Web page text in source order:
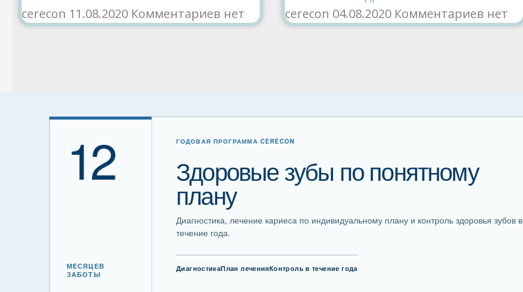
cerecon 11.08.2020 Комментариев нет
cerecon 04.08.2020 Комментариев нет
12
МЕСЯЦЕВ
ЗАБОТЫ
ГОДОВАЯ ПРОГРАММА CERECON
Здоровые зубы по понятному
плану
Диагностика, лечение кариеса по индивидуальному плану и контроль здоровья зубов в
течение года.
ДиагностикаПлан леченияКонтроль в течение года